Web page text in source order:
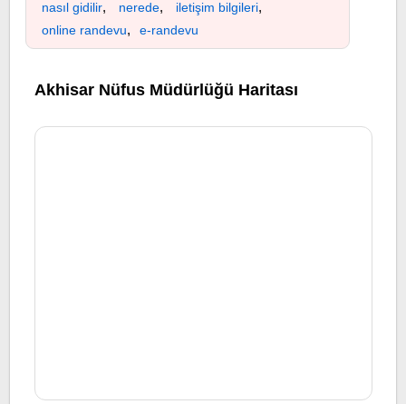
nasıl gidilir, nerede, iletişim bilgileri,
online randevu, e-randevu
Akhisar Nüfus Müdürlüğü Haritası